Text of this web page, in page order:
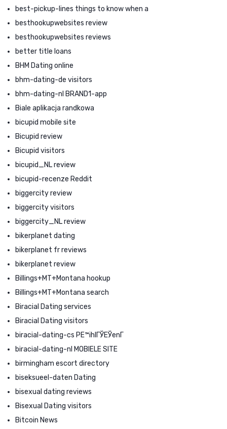
best-pickup-lines things to know when a
besthookupwebsites review
besthookupwebsites reviews
better title loans
BHM Dating online
bhm-dating-de visitors
bhm-dating-nl BRAND1-app
Biale aplikacja randkowa
bicupid mobile site
Bicupid review
Bicupid visitors
bicupid_NL review
bicupid-recenze Reddit
biggercity review
biggercity visitors
biggercity_NL review
bikerplanet dating
bikerplanet fr reviews
bikerplanet review
Billings+MT+Montana hookup
Billings+MT+Montana search
Biracial Dating services
Biracial Dating visitors
biracial-dating-cs PЕ™ihlГЎЕЎenГ­
biracial-dating-nl MOBIELE SITE
birmingham escort directory
biseksueel-daten Dating
bisexual dating reviews
Bisexual Dating visitors
Bitcoin News